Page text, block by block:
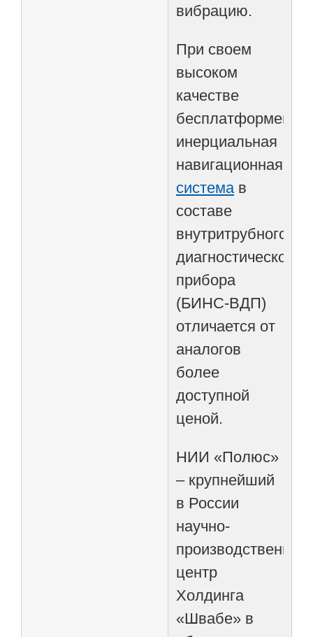
вибрацию.
При своем
высоком
качестве
инерциальная
навигационная
система в
составе
внутритрубного
диагностического
прибора
(БИНС-ВДП)
отличается от
аналогов
более
доступной
ценой.
НИИ «Полюс»
– крупнейший
в России
научно-
производственный
центр
Холдинга
«Швабе» в